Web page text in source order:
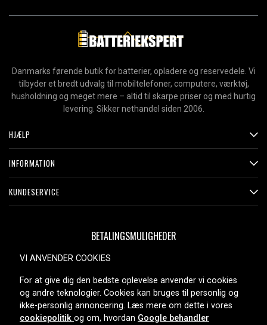
Danmarks førende butik for batterier, opladere og reservedele. Vi
tilbyder et bredt udvalg til mobiltelefoner, computere, værktøj,
husholdning og meget mere – altid til skarpe priser og med hurtig
levering. Sikker nethandel siden 2006.
HJÆLP
INFORMATION
KUNDESERVICE
BETALINGSMULIGHEDER
LEVERINGSMULIGHEDER
VI ANVENDER COOKIES
For at give dig den bedste oplevelse anvender vi cookies
og andre teknologier. Cookies kan bruges til personlig og
ikke-personlig annoncering. Læs mere om dette i vores
cookiepolitik og om, hvordan Google behandler